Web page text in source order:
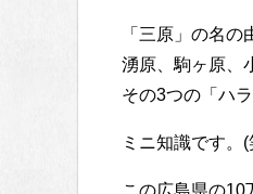
「三原」の名
湧原、駒ヶ原、
その3つの「ハ
ミニ知識です。(